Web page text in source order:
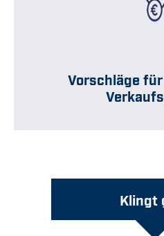
Vorschläge
Klingt